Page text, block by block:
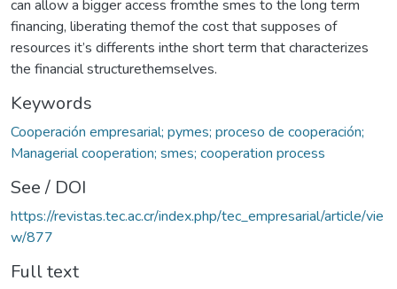
can allow a bigger access fromthe smes to the long term
financing, liberating themof the cost that supposes of
resources it’s differents inthe short term that characterizes
the financial structurethemselves.
Keywords
Cooperación empresarial; pymes; proceso de cooperación;
Managerial cooperation; smes; cooperation process
See / DOI
https://revistas.tec.ac.cr/index.php/tec_empresarial/article/vie
w/877
Full text